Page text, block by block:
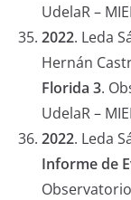
UdelaR –
2022. Leda
Hernán
Florida 3.
UdelaR –
2022. Leda
Informe de